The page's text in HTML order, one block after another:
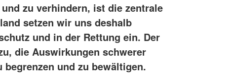
zu verhindern, ist die zentrale
setzen wir uns deshalb
und in der Rettung ein. Der
die Auswirkungen schwerer
und zu bewältigen.